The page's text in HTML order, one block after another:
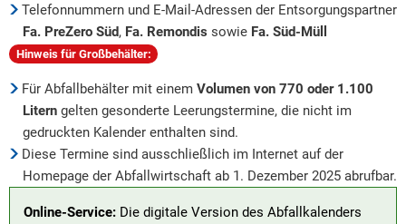
Telefonnummern und E-Mail-Adressen der Entsorgungspartner
Fa. PreZero Süd, Fa. Remondis sowie Fa. Süd-Müll
Hinweis für Großbehälter:
Für Abfallbehälter mit einem Volumen von 770 oder 1.100
Litern gelten gesonderte Leerungstermine, die nicht im
gedruckten Kalender enthalten sind.
Diese Termine sind ausschließlich im Internet auf der
Homepage der Abfallwirtschaft ab 1. Dezember 2025 abrufbar.
Online-Service: Die digitale Version des Abfallkalenders